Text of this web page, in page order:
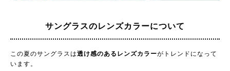
サングラスのレンズカラーについて
この夏のサングラスは透け感のあるレンズカラーがトレンドになって
います。